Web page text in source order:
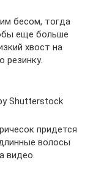
бесом, тогда
еще больше
хвост на
резинку.
Shutterstock
придется
волосы
видео.